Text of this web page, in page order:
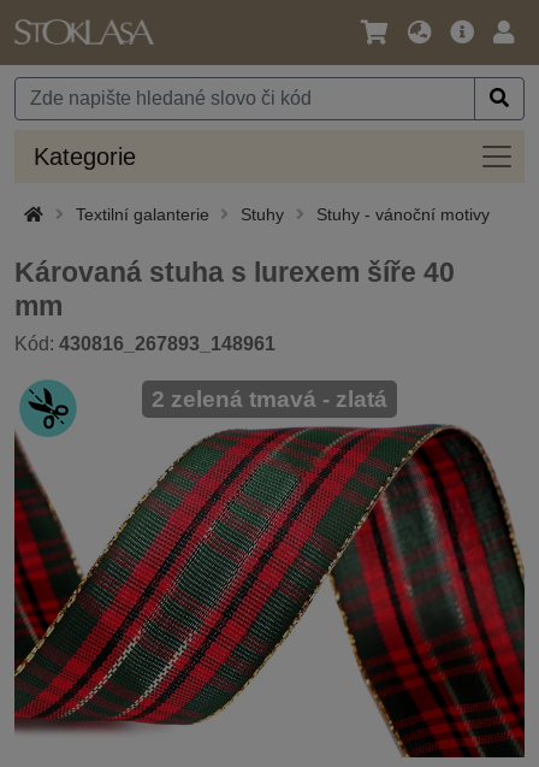
Jazyk
Měna
Hlavní
Kategorie
Textilní galanterie Stuhy Stuhy - vánoční motivy
Károvaná stuha s lurexem šíře 40
mm
Kód: 430816_267893_148961
2 zelená tmavá - zlatá